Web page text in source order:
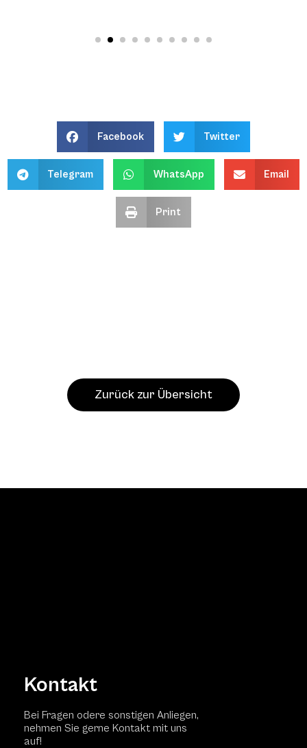
Facebook Twitter
Telegram WhatsApp Email
Print
Zurück zur Übersicht
Kontakt
Bei Fragen odere sonstigen Anliegen,
nehmen Sie gerne Kontakt mit uns
auf!